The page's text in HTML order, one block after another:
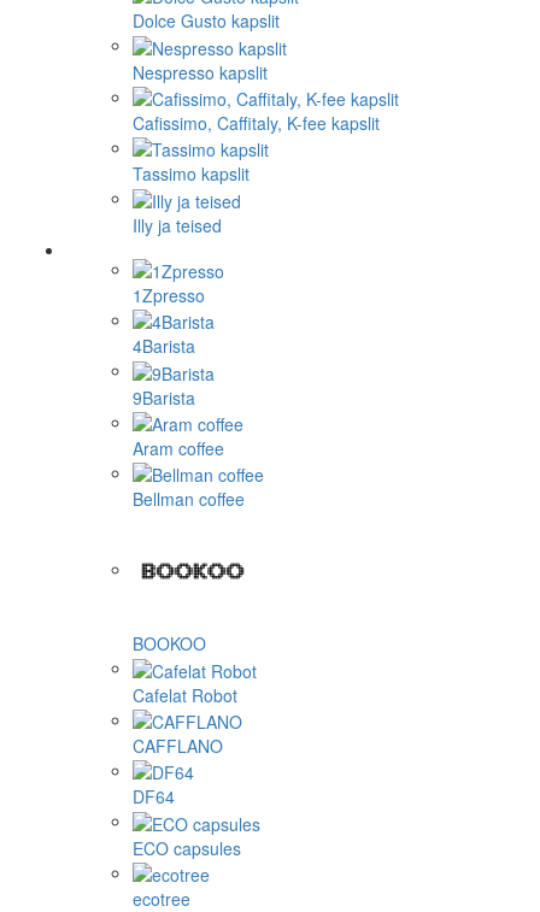
Dolce Gusto kapslit
Nespresso kapslit
Cafissimo, Caffitaly, K-fee kapslit
Tassimo kapslit
Illy ja teised
1Zpresso
4Barista
9Barista
Aram coffee
Bellman coffee
BOOKOO
Cafelat Robot
CAFFLANO
DF64
ECO capsules
ecotree